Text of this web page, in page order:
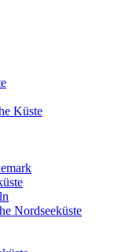
Küste
Nordseeküste